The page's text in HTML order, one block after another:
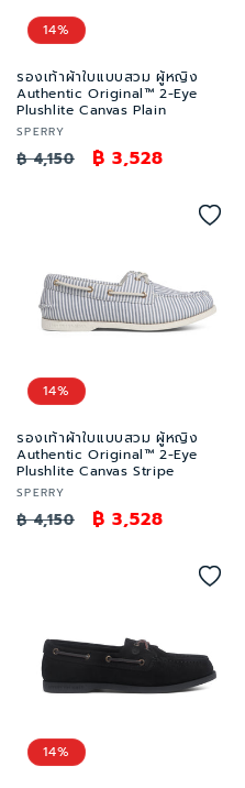
14%
รองเท้าผ้าใบแบบสวม ผู้หญิง
Authentic Original™ 2-Eye
Plushlite Canvas Plain
เวน
เด
SPERRY
ราคา
฿ 4,150
ราคา
฿ 3,528
14%
รองเท้าผ้าใบแบบสวม ผู้หญิง
Authentic Original™ 2-Eye
Plushlite Canvas Stripe
เวน
เด
SPERRY
ราคา
฿ 4,150
ราคา
฿ 3,528
14%